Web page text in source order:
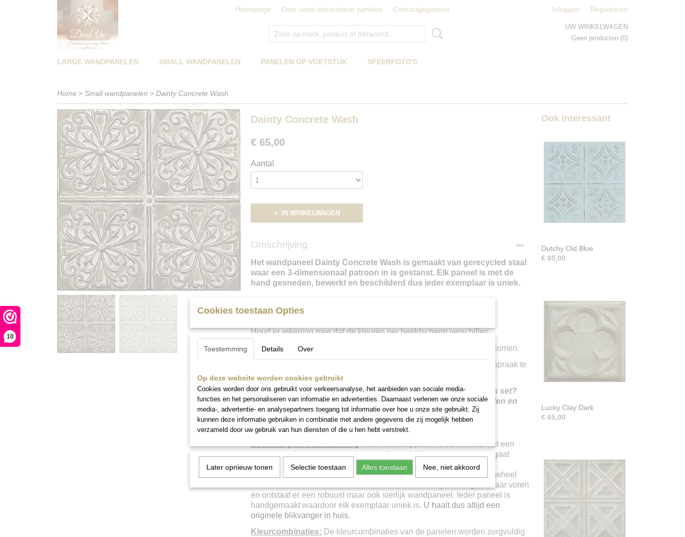
10
Homepage Over onze decoratieve panelen Contactgegevens Inloggen Registreren
UW WINKELWAGEN
Geen producten (0)
LARGE WANDPANELEN SMALL WANDPANELEN PANELEN OP VOETSTUK SFEERFOTO'S
Home > Small wandpanelen > Dainty Concrete Wash
Dainty Concrete Wash
€ 65,00
Aantal
IN WINKELWAGEN
Omschrijving
Het wandpaneel Dainty Concrete Wash is gemaakt van gerecycled staal
waar een 3-dimensionaal patroon in is gestanst. Elk paneel is met de
hand gesneden, bewerkt en beschilderd dus ieder exemplaar is uniek.
Kleur: Diverse witte en middengrijze tinten.
Houd er rekening mee dat de kleuren per beeldscherm verschillen.
Liever een set in het “echt” samenstellen? U kunt
langskomen.
met ons op voor meer informatie en/of om een afspraak te
maken.
Heb je een combinatie in gedachten? Wil je je keuze bekijken als set?
Mail ons, dan stellen we een set samen van jouw favoriete panelen en
sturen we je de afbeelding toe.
Het metalen paneel is behandeld met een
roestwerende primer waardoor de verf mooi blijft en het paneel niet gaat
roesten. Vervolgens worden er diverse lagen verf aangebracht in
verschillende tinten. Alle soorten verf zijn watergedragen. Door het geheel
hierna met diverse technieken te bewerken komt het patroon goed naar voren
en ontstaat er een robuust maar ook sierlijk wandpaneel. Ieder paneel is
handgemaakt waardoor elk exemplaar uniek is. U haalt dus altijd een
originele blikvanger in huis.
Kleurcombinaties: De kleurcombinaties van de panelen worden zorgvuldig
Ook interessant
Dutchy Old Blue
€ 65,00
Lucky Clay Dark
€ 65,00
Cookies toestaan Opties
Toestemming Details Over
Op deze website worden cookies gebruikt
Cookies worden door ons gebruikt voor verkeersanalyse, het aanbieden van sociale media-
functies en het personaliseren van informatie en advertenties. Daarnaast verlenen we onze sociale
media-, advertentie- en analysepartners toegang tot informatie over hoe u onze site gebruikt. Zij
kunnen deze informatie gebruiken in combinatie met andere gegevens die zij mogelijk hebben
verzameld door uw gebruik van hun diensten of die u hen hebt verstrekt.
Later opnieuw tonen Selectie toestaan Alles toestaan Nee, niet akkoord